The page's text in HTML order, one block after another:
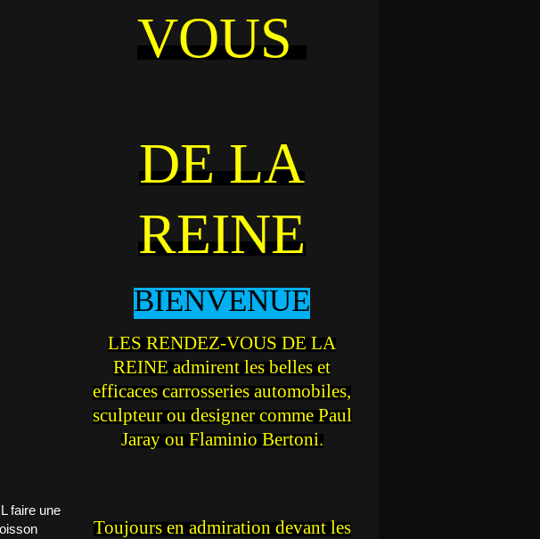
VOUS
DE LA
REINE
BIENVENUE
LES RENDEZ-VOUS DE LA
REINE admirent les belles et
efficaces carrosseries automobiles,
sculpteur ou designer comme Paul
Jaray ou Flaminio Bertoni.
Toujours en admiration devant les